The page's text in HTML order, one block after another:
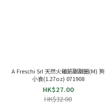
A Freschi SrI 天然火雞筋甜甜圈(M) 狗
小食(1.27oz) 071908
HK$27.00
HK$32.00